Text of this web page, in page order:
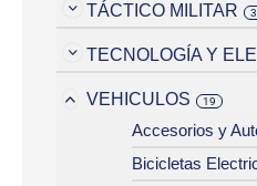
TÁCTICO MILITAR
TECNOLOGÍA Y
VEHICULOS 19
Accesorios y
Bicicletas